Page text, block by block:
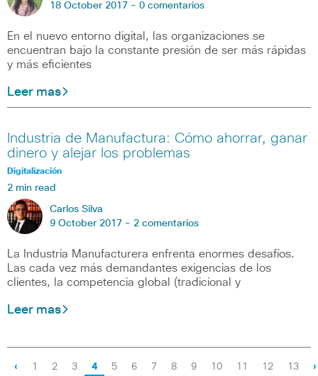
18 October 2017 - 0 comentarios
En el nuevo entorno digital, las organizaciones se
encuentran bajo la constante presión de ser más rápidas
y más eficientes
Leer mas
Industria de Manufactura: Cómo ahorrar, ganar
dinero y alejar los problemas
Digitalización
2 min read
Carlos Silva
9 October 2017 - 2 comentarios
La Industria Manufacturera enfrenta enormes desafíos.
Las cada vez más demandantes exigencias de los
clientes, la competencia global (tradicional y
Leer mas
‹ 1 2 3 4 5 6 7 8 9 10 11 12 13 ›